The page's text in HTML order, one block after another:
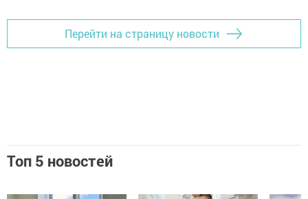
Перейти на страницу новости
Топ 5 новостей